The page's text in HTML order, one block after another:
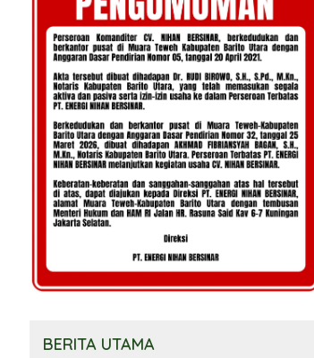
BERITA UTAMA